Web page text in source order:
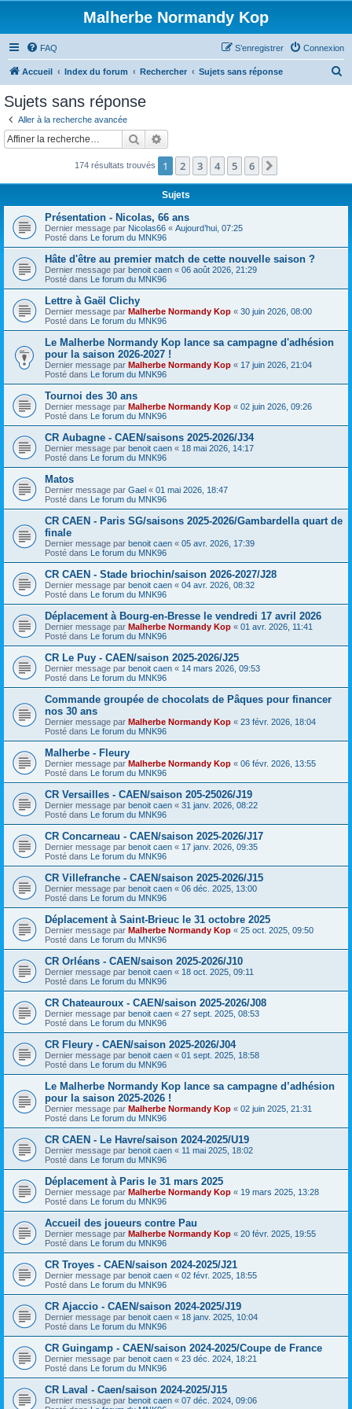
Malherbe Normandy Kop
FAQ Connexion
S’enregistrer
Accueil Index du forum Rechercher Sujets sans réponse
c
Sujets sans réponse
Aller à la recherche avancée
Rechercher
174 résultats trouvés 1 2 3 4 5 6
Sujets
Présentation - Nicolas, 66 ans
Dernier message par Nicolas66 « Aujourd’hui, 07:25
Posté dans Le forum du MNK96
Hâte d'être au premier match de cette nouvelle saison ?
Dernier message par benoit caen « 06 août 2026, 21:29
Posté dans Le forum du MNK96
Lettre à Gaël Clichy
Dernier message par Malherbe Normandy Kop « 30 juin 2026, 08:00
Posté dans Le forum du MNK96
Le Malherbe Normandy Kop lance sa campagne d'adhésion
pour la saison 2026-2027 !
Dernier message par Malherbe Normandy Kop « 17 juin 2026, 21:04
Posté dans Le forum du MNK96
Tournoi des 30 ans
Dernier message par Malherbe Normandy Kop « 02 juin 2026, 09:26
Posté dans Le forum du MNK96
CR Aubagne - CAEN/saisons 2025-2026/J34
Dernier message par benoit caen « 18 mai 2026, 14:17
Posté dans Le forum du MNK96
Matos
Dernier message par Gael « 01 mai 2026, 18:47
Posté dans Le forum du MNK96
CR CAEN - Paris SG/saisons 2025-2026/Gambardella quart de
finale
Dernier message par benoit caen « 05 avr. 2026, 17:39
Posté dans Le forum du MNK96
CR CAEN - Stade briochin/saison 2026-2027/J28
Dernier message par benoit caen « 04 avr. 2026, 08:32
Posté dans Le forum du MNK96
Déplacement à Bourg-en-Bresse le vendredi 17 avril 2026
Dernier message par Malherbe Normandy Kop « 01 avr. 2026, 11:41
Posté dans Le forum du MNK96
CR Le Puy - CAEN/saison 2025-2026/J25
Dernier message par benoit caen « 14 mars 2026, 09:53
Posté dans Le forum du MNK96
Commande groupée de chocolats de Pâques pour financer
nos 30 ans
Dernier message par Malherbe Normandy Kop « 23 févr. 2026, 18:04
Posté dans Le forum du MNK96
Malherbe - Fleury
Dernier message par Malherbe Normandy Kop « 06 févr. 2026, 13:55
Posté dans Le forum du MNK96
CR Versailles - CAEN/saison 205-25026/J19
Dernier message par benoit caen « 31 janv. 2026, 08:22
Posté dans Le forum du MNK96
CR Concarneau - CAEN/saison 2025-2026/J17
Dernier message par benoit caen « 17 janv. 2026, 09:35
Posté dans Le forum du MNK96
CR Villefranche - CAEN/saison 2025-2026/J15
Dernier message par benoit caen « 06 déc. 2025, 13:00
Posté dans Le forum du MNK96
Déplacement à Saint-Brieuc le 31 octobre 2025
Dernier message par Malherbe Normandy Kop « 25 oct. 2025, 09:50
Posté dans Le forum du MNK96
CR Orléans - CAEN/saison 2025-2026/J10
Dernier message par benoit caen « 18 oct. 2025, 09:11
Posté dans Le forum du MNK96
CR Chateauroux - CAEN/saison 2025-2026/J08
Dernier message par benoit caen « 27 sept. 2025, 08:53
Posté dans Le forum du MNK96
CR Fleury - CAEN/saison 2025-2026/J04
Dernier message par benoit caen « 01 sept. 2025, 18:58
Posté dans Le forum du MNK96
Le Malherbe Normandy Kop lance sa campagne d’adhésion
pour la saison 2025-2026 !
Dernier message par Malherbe Normandy Kop « 02 juin 2025, 21:31
Posté dans Le forum du MNK96
CR CAEN - Le Havre/saison 2024-2025/U19
Dernier message par benoit caen « 11 mai 2025, 18:02
Posté dans Le forum du MNK96
Déplacement à Paris le 31 mars 2025
Dernier message par Malherbe Normandy Kop « 19 mars 2025, 13:28
Posté dans Le forum du MNK96
Accueil des joueurs contre Pau
Dernier message par Malherbe Normandy Kop « 20 févr. 2025, 19:55
Posté dans Le forum du MNK96
CR Troyes - CAEN/saison 2024-2025/J21
Dernier message par benoit caen « 02 févr. 2025, 18:55
Posté dans Le forum du MNK96
CR Ajaccio - CAEN/saison 2024-2025/J19
Dernier message par benoit caen « 18 janv. 2025, 10:04
Posté dans Le forum du MNK96
CR Guingamp - CAEN/saison 2024-2025/Coupe de France
Dernier message par benoit caen « 23 déc. 2024, 18:21
Posté dans Le forum du MNK96
CR Laval - Caen/saison 2024-2025/J15
Dernier message par benoit caen « 07 déc. 2024, 09:06